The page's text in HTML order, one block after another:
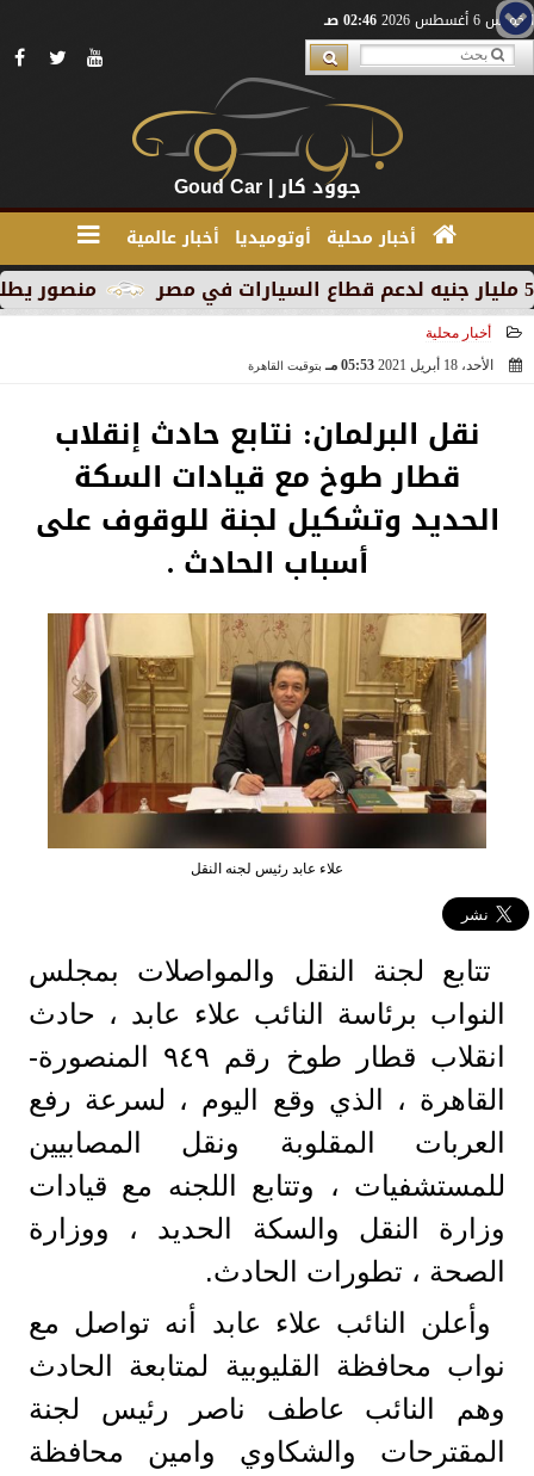
الخميس 6 أغسطس 2026 02:46 صـ
جوود كار | Goud Car
أخبار محلية أوتوميديا أخبار عالمية
منصور يطلق MG RX9 PHEV الجديدة كليًا في السوق المصري كأول سيارة Plug-in Hybrid من العلامة
أخبار محلية
الأحد، 18 أبريل 2021
05:53 مـ بتوقيت القاهرة
نقل البرلمان: نتابع حادث إنقلاب
قطار طوخ مع قيادات السكة
الحديد وتشكيل لجنة للوقوف على
أسباب الحادث .
علاء عابد رئيس لجنه النقل
تتابع لجنة النقل والمواصلات بمجلس
النواب برئاسة النائب علاء عابد ، حادث
انقلاب قطار طوخ رقم ٩٤٩ المنصورة-
القاهرة ، الذي وقع اليوم ، لسرعة رفع
العربات المقلوبة ونقل المصابيين
للمستشفيات ، وتتابع اللجنه مع قيادات
وزارة النقل والسكة الحديد ، ووزارة
الصحة ، تطورات الحادث.
وأعلن النائب علاء عابد أنه تواصل مع
نواب محافظة القليوبية لمتابعة الحادث
وهم النائب عاطف ناصر رئيس لجنة
المقترحات والشكاوي وامين محافظة